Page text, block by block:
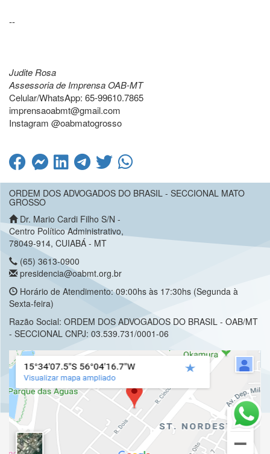
--
Judite Rosa
Assessoria de Imprensa OAB-MT
Celular/WhatsApp: 65-99610.7865
imprensaoabmt@gmail.com
Instagram @oabmatogrosso
ORDEM DOS ADVOGADOS DO BRASIL - SECCIONAL MATO
GROSSO
Dr. Mario Cardi Filho S/N -
Centro Político Administrativo,
78049-914, CUIABÁ - MT
(65) 3613-0900
presidencia@oabmt.org.br
Horário de Atendimento: 09:00hs às 17:30hs (Segunda à
Sexta-feira)
Razão Social: ORDEM DOS ADVOGADOS DO BRASIL - OAB/MT
- SECCIONAL CNPJ: 03.539.731/0001-06